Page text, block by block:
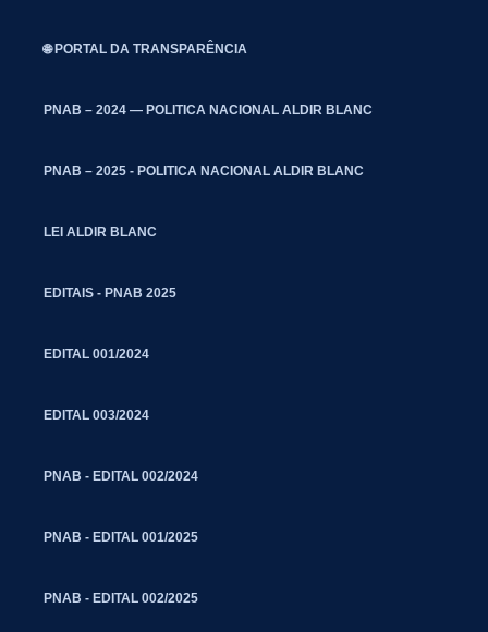
🌐 PORTAL DA TRANSPARÊNCIA
PNAB – 2024 — POLITICA NACIONAL ALDIR BLANC
PNAB – 2025 - POLITICA NACIONAL ALDIR BLANC
LEI ALDIR BLANC
EDITAIS - PNAB 2025
EDITAL 001/2024
EDITAL 003/2024
PNAB - EDITAL 002/2024
PNAB - EDITAL 001/2025
PNAB - EDITAL 002/2025